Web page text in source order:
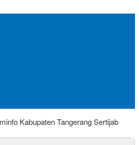
Kabupaten Tangerang Sertijab